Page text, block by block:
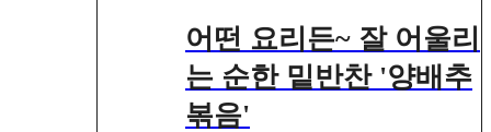
어떤 요리든~ 잘 어울리
는 순한 밑반찬 '양배추
볶음'